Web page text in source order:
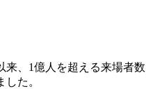
来、1億人を超える来場者
た。